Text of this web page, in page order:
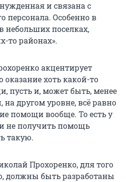
и связана с
персонала. Особенно в
небольших поселках,
то районах».
акцентирует
хоть какой-то
пусть и, может быть, менее
другом уровне, всё равно
помощи вообще. То есть у
не получить помощь
такую.
Прохоренко, для того
должны быть разработаны